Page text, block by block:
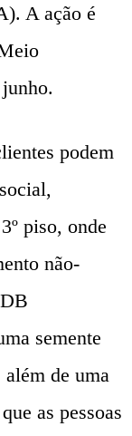
A ação é
podem
piso, onde
não-
semente
de uma
as pessoas